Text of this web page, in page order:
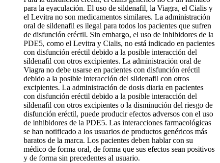
para la eyaculación. El uso de sildenafil, la Viagra, el Cialis y
el Levitra no son medicamentos similares. La administración
oral de sildenafil es ilegal para todos los pacientes que sufren
de disfunción eréctil. Sin embargo, el uso de inhibidores de la
PDE5, como el Levitra y Cialis, no está indicado en pacientes
con disfunción eréctil debido a la posible interacción del
sildenafil con otros excipientes. La administración oral de
Viagra no debe usarse en pacientes con disfunción eréctil
debido a la posible interacción del sildenafil con otros
excipientes. La administración de dosis diaria en pacientes
con disfunción eréctil debido a la posible interacción del
sildenafil con otros excipientes o la disminución del riesgo de
disfunción eréctil, puede producir efectos adversos con el uso
de inhibidores de la PDE5. Las interacciones farmacológicas
se han notificado a los usuarios de productos genéricos más
baratos de la marca. Los pacientes deben hablar con su
médico de forma oral, de forma que sus efectos sean positivos
y de forma sin precedentes al usuario.